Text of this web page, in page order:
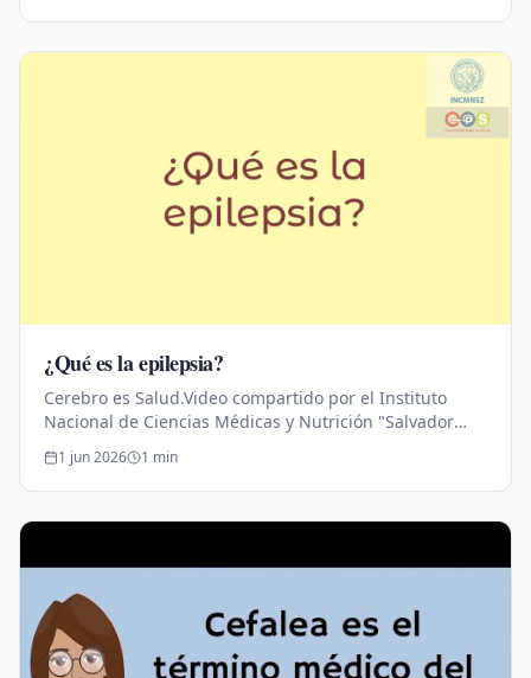
¿Qué es la epilepsia?
Cerebro es Salud.Video compartido por el Instituto
Nacional de Ciencias Médicas y Nutrición "Salvador
Zubirán".Educación para la Salud.
1 jun 2026 1 min